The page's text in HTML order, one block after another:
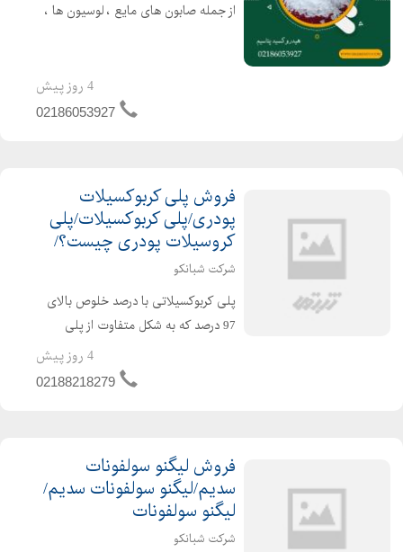
از جمله صابون های مایع ، لوسیون ها ،
شود.هیدروکسید پتاسیم در تولید کودهای
گرید کشاورزی استفاده می ...
4 روز پیش
02186053927
فروش پلی کربوکسیلات
پودری/پلی کربوکسیلات/پلی
کروسیلات پودری چیست؟/
شرکت شبانکو
پلی کربوکسیلاتی با درصد خلوص بالای
97 درصد که به شکل متفاوت از پلی
کربوکسیلات مایع رایج،تولید می شود.
این پلی کربوکسیلات وارداتی بوده و برای
4 روز پیش
02188218279
فروش لیگنو سولفونات
سدیم/لیگنو سولفونات سدیم/
لیگنو سولفونات
شرکت شبانکو